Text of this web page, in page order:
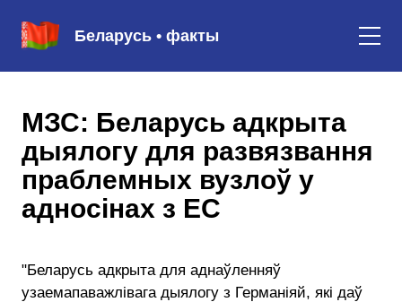
Беларусь • факты
МЗС: Беларусь адкрыта
дыялогу для развязвання
праблемных вузлоў у
адносінах з ЕС
"Беларусь адкрыта для аднаўленняў
узаемапаважлівага дыялогу з Германіяй, які даў